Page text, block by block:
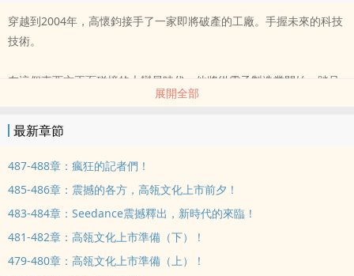
穿越到2004年，高懷鈞接手了一家即將破產的工廠。手握未來的科技
技術。
在這個東西方正面碰撞的大變局時代。他將從電子製造業開始，踏足
電子，晶片，汽車，金融，能源，人工智慧等相關領域。
他一個接著一個的把未來科技帶到了這個時代，以一己之力帶動世界
的科技程序。
而這些技術，終將成為點燃文明前進方向的星火。
展開全部
最新章節
487-488章：瘋狂的記者們！
485-486章：震撼的各方，高瓴文化上市前夕！
483-484章：Seedance震撼釋出，新時代的來臨！
481-482章：高瓴文化上市準備（下）！
479-480章：高瓴文化上市準備（上）！